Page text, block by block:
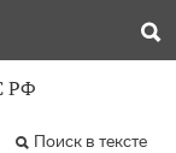
РФ
Поиск в тексте